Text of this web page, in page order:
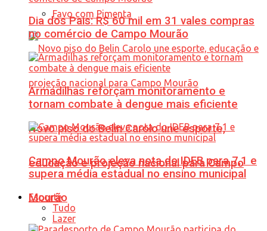
Favo com Pimenta
Novo piso do Belin Carolo une esporte,
educação e projeção nacional para Campo
Mourão
Dia dos Pais: R$ 60 mil em 31 vales compras
no comércio de Campo Mourão
Armadilhas reforçam monitoramento e
tornam combate à dengue mais eficiente
Campo Mourão eleva nota do IDEB para 7,1 e
supera média estadual no ensino municipal
Esporte
Tudo
Lazer